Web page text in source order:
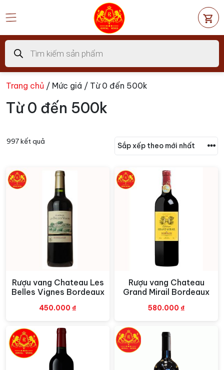
đến
dung
Tìm
kiếm
sản
phẩm
Trang chủ / Mức giá / Từ 0 đến 500k
Từ 0 đến 500k
997 kết quả
Xem nhanh
Rượu vang Chateau Les
Belles Vignes Bordeaux
450.000 ₫
Xem nhanh
Rượu vang Chateau
Grand Mirail Bordeaux
580.000 ₫